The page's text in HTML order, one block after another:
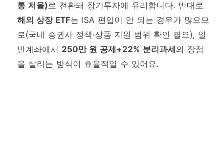
통 저율)로 전환돼 장기투자에 유리합니다. 반대로
해외 상장 ETF는 ISA 편입이 안 되는 경우가 많으므
로(국내 증권사 정책·상품 지원 범위 확인 필요), 일
반계좌에서 250만 원 공제+22% 분리과세 의 장점
을 살리는 방식이 효율적일 수 있어요.